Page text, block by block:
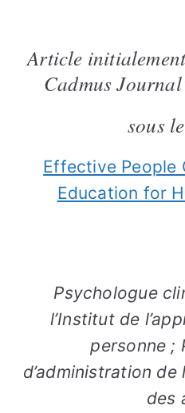
Article
Cadmus
sous
Effective People
Education for
Psychologue
l’Institut de
personne ;
d’administration de
des